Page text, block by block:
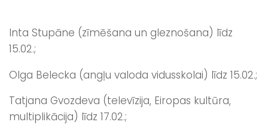
Inta Stupāne (zīmēšana un gleznošana) līdz
15.02.;
Olga Belecka (angļu valoda vidusskolai) līdz 15.02.;
Tatjana Gvozdeva (televīzija, Eiropas kultūra,
multiplikācija) līdz 17.02.;